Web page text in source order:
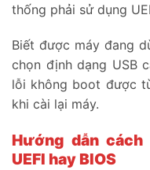
thống phải sử dụng
Biết được máy đang
chọn định dạng USB
lỗi không boot được
khi cài lại máy.
Hướng dẫn
UEFI hay BIOS